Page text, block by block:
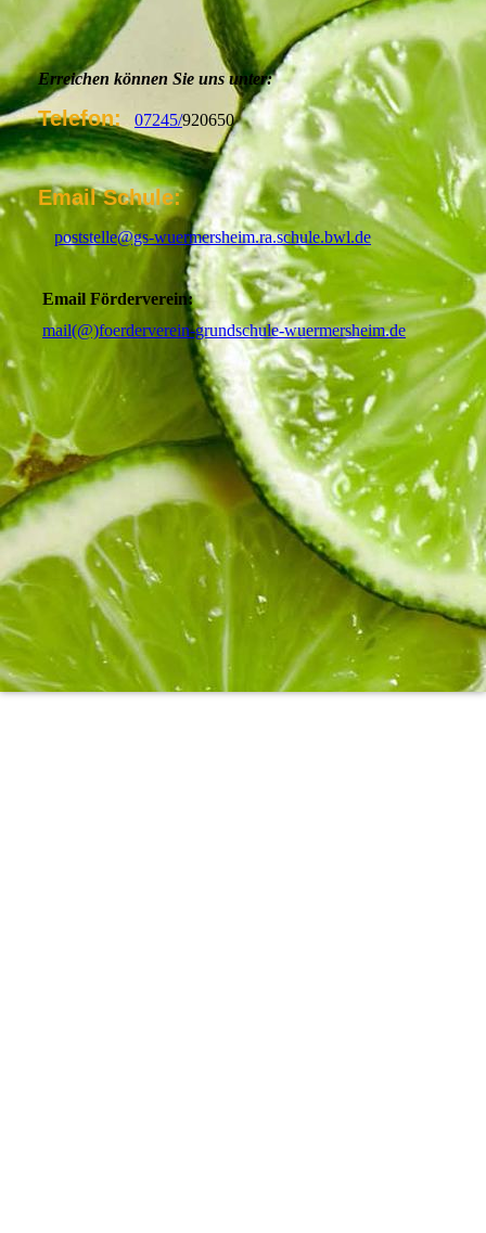
Erreichen können Sie uns unter:
Telefon: 07245/920650
Email Schule:
poststelle@gs-wuermersheim.ra.schule.bwl.de
Email Förderverein:
mail(@)foerderverein-grundschule-wuermersheim.de